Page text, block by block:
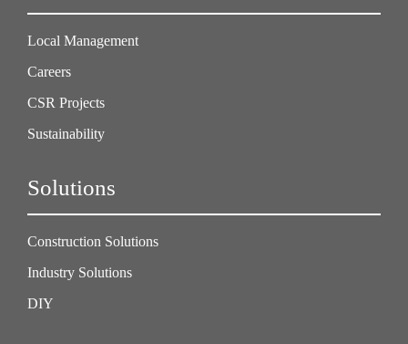
Local Management
Careers
CSR Projects
Sustainability
Solutions
Construction Solutions
Industry Solutions
DIY